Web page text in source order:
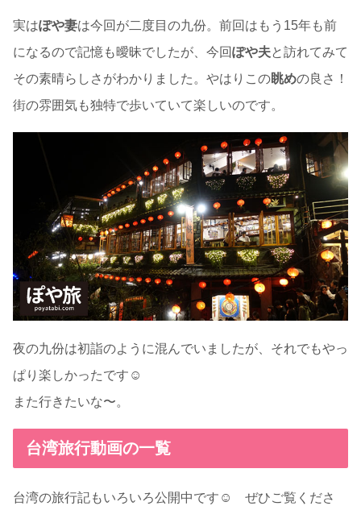
実はぽや妻は今回が二度目の九份。前回はもう15年も前
になるので記憶も曖昧でしたが、今回ぽや夫と訪れてみて
その素晴らしさがわかりました。やはりこの眺めの良さ！
街の雰囲気も独特で歩いていて楽しいのです。
夜の九份は初詣のように混んでいましたが、それでもやっ
ぱり楽しかったです☺
また行きたいな〜。
台湾旅行動画の一覧
台湾の旅行記もいろいろ公開中です☺ ぜひご覧くださ